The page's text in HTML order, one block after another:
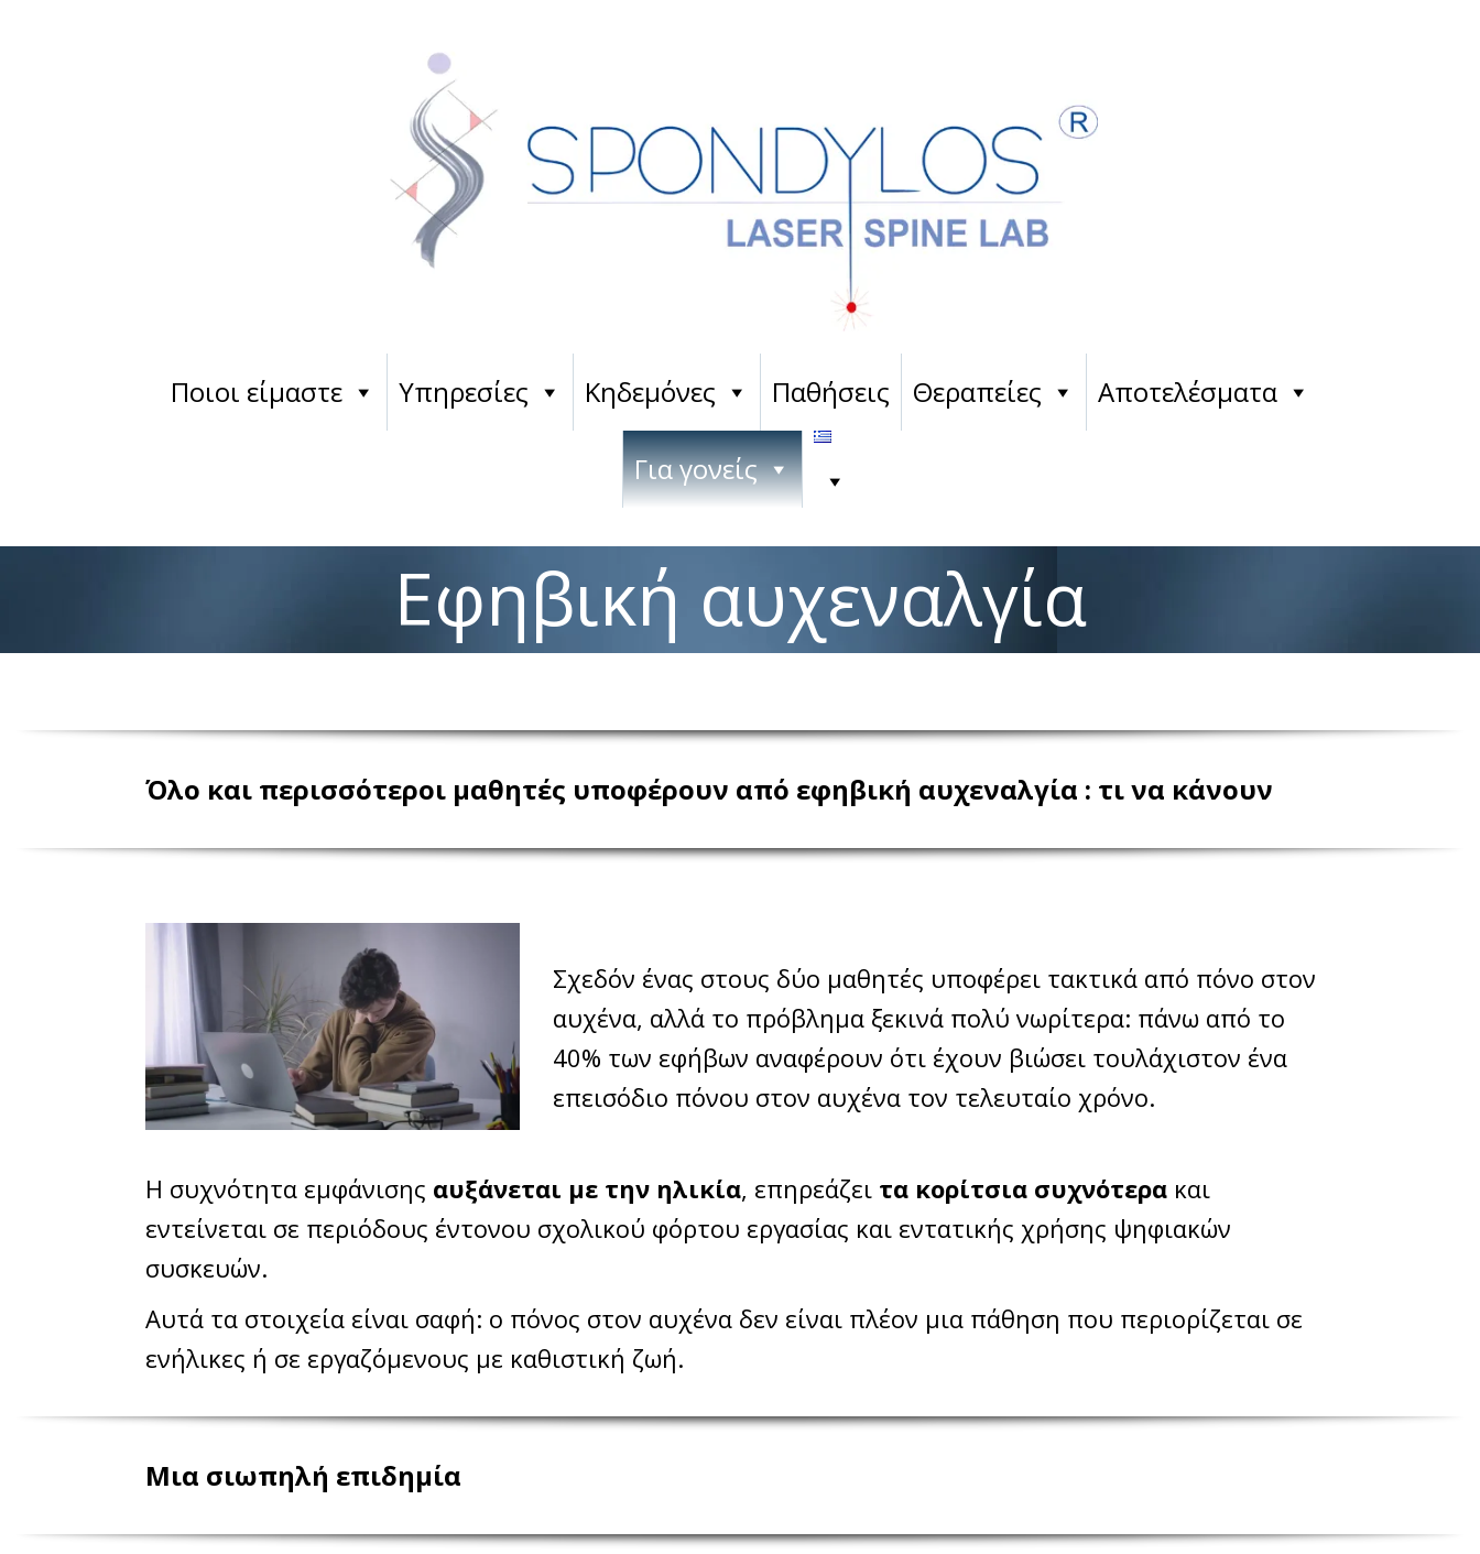
Ποιοι είμαστε Υπηρεσίες Κηδεμόνες Παθήσεις Θεραπείες Αποτελέσματα
Για γονείς
Εφηβική αυχεναλγία
Όλο και περισσότεροι μαθητές υποφέρουν από εφηβική αυχεναλγία : τι να κάνουν
Σχεδόν ένας στους δύο μαθητές υποφέρει τακτικά από πόνο στον
αυχένα, αλλά το πρόβλημα ξεκινά πολύ νωρίτερα: πάνω από το
40% των εφήβων αναφέρουν ότι έχουν βιώσει τουλάχιστον ένα
επεισόδιο πόνου στον αυχένα τον τελευταίο χρόνο.
Η συχνότητα εμφάνισης αυξάνεται με την ηλικία, επηρεάζει τα κορίτσια συχνότερα και
εντείνεται σε περιόδους έντονου σχολικού φόρτου εργασίας και εντατικής χρήσης ψηφιακών
συσκευών.
Αυτά τα στοιχεία είναι σαφή: ο πόνος στον αυχένα δεν είναι πλέον μια πάθηση που περιορίζεται σε
ενήλικες ή σε εργαζόμενους με καθιστική ζωή.
Μια σιωπηλή επιδημία